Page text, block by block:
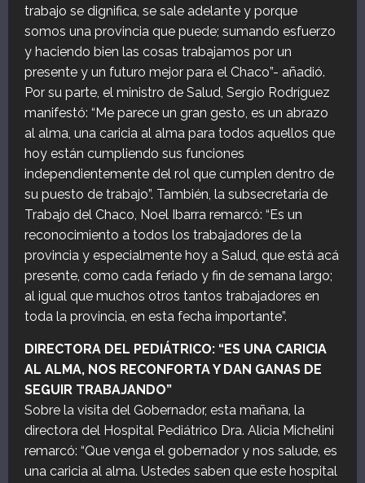
trabajo se dignifica, se sale adelante y porque
somos una provincia que puede; sumando esfuerzo
y haciendo bien las cosas trabajamos por un
presente y un futuro mejor para el Chaco”- añadió.
Por su parte, el ministro de Salud, Sergio Rodríguez
manifestó: “Me parece un gran gesto, es un abrazo
al alma, una caricia al alma para todos aquellos que
hoy están cumpliendo sus funciones
independientemente del rol que cumplen dentro de
su puesto de trabajo”. También, la subsecretaria de
Trabajo del Chaco, Noel Ibarra remarcó: “Es un
reconocimiento a todos los trabajadores de la
provincia y especialmente hoy a Salud, que está acá
presente, como cada feriado y fin de semana largo;
al igual que muchos otros tantos trabajadores en
toda la provincia, en esta fecha importante”.
DIRECTORA DEL PEDIÁTRICO: “ES UNA CARICIA
AL ALMA, NOS RECONFORTA Y DAN GANAS DE
SEGUIR TRABAJANDO”
Sobre la visita del Gobernador, esta mañana, la
directora del Hospital Pediátrico Dra. Alicia Michelini
remarcó: “Que venga el gobernador y nos salude, es
una caricia al alma. Ustedes saben que este hospital